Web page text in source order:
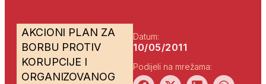
AKCIONI PLAN ZA
BORBU PROTIV
KORUPCIJE I
ORGANIZOVANOG
Datum:
10/05/2011
Podijeli na mrežama: